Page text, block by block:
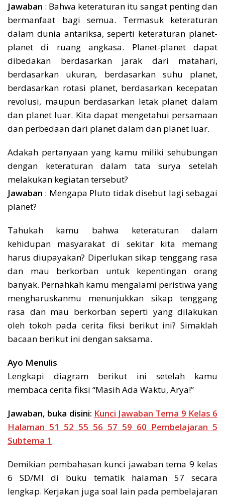
Jawaban : Bahwa keteraturan itu sangat penting dan
bermanfaat bagi semua. Termasuk keteraturan
dalam dunia antariksa, seperti keteraturan planet-
planet di ruang angkasa. Planet-planet dapat
dibedakan berdasarkan jarak dari matahari,
berdasarkan ukuran, berdasarkan suhu planet,
berdasarkan rotasi planet, berdasarkan kecepatan
revolusi, maupun berdasarkan letak planet dalam
dan planet luar. Kita dapat mengetahui persamaan
dan perbedaan dari planet dalam dan planet luar.
Adakah pertanyaan yang kamu miliki sehubungan
dengan keteraturan dalam tata surya setelah
melakukan kegiatan tersebut?
Jawaban : Mengapa Pluto tidak disebut lagi sebagai
planet?
Tahukah kamu bahwa keteraturan dalam
kehidupan masyarakat di sekitar kita memang
harus diupayakan? Diperlukan sikap tenggang rasa
dan mau berkorban untuk kepentingan orang
banyak. Pernahkah kamu mengalami peristiwa yang
mengharuskanmu menunjukkan sikap tenggang
rasa dan mau berkorban seperti yang dilakukan
oleh tokoh pada cerita fiksi berikut ini? Simaklah
bacaan berikut ini dengan saksama.
Ayo Menulis
Lengkapi diagram berikut ini setelah kamu
membaca cerita fiksi “Masih Ada Waktu, Arya!”
Jawaban, buka disini: Kunci Jawaban Tema 9 Kelas 6
Halaman 51 52 55 56 57 59 60 Pembelajaran 5
Subtema 1
Demikian pembahasan kunci jawaban tema 9 kelas
6 SD/MI di buku tematik halaman 57 secara
lengkap. Kerjakan juga soal lain pada pembelajaran